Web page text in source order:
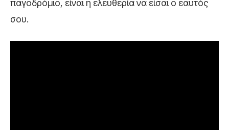
παγοδρόμιο, είναι η ελευθερία να είσαι ο εαυτός
σου.